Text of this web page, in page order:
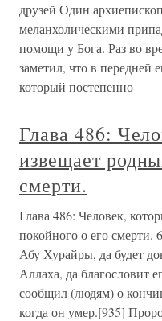
друзей Один
меланхолическими
помощи у Бога. Раз во
заметил, что в передней
который постепенно
Глава 486:
извещает
смерти.
Глава 486: Человек,
покойного о его смерти.
Абу Хурайры, да будет
Аллаха, да благословит
сообщил (людям) о
когда он умер.[935]